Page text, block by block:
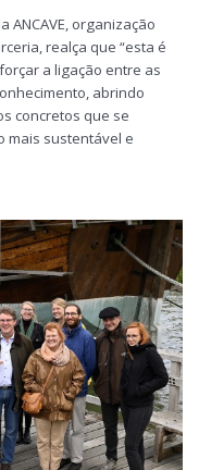
ANCAVE, organização
realça que “esta é
a ligação entre as
abrindo
concretos que se
mais sustentável e